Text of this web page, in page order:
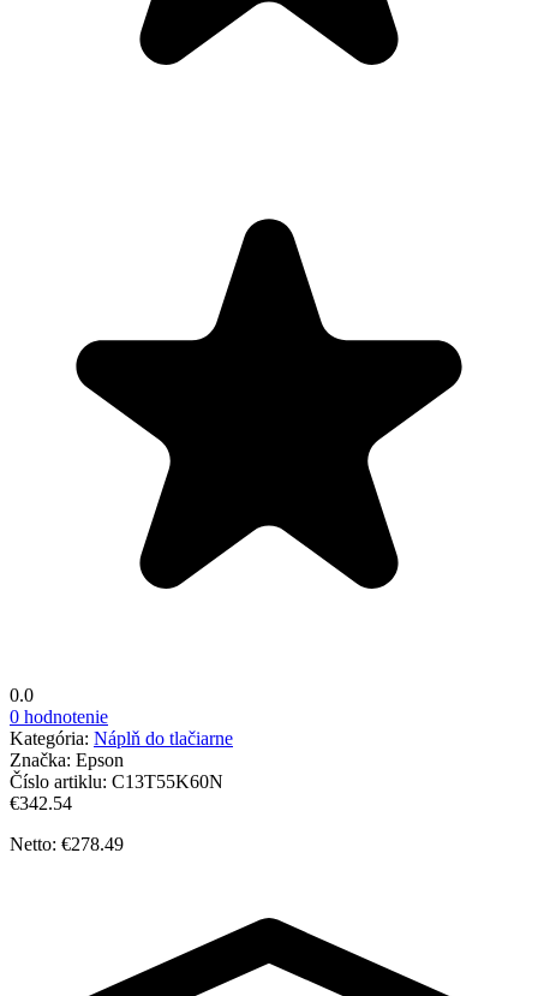
0.0
0 hodnotenie
Kategória: Náplň do tlačiarne
Značka: Epson
Číslo artiklu: C13T55K60N
€342.54
Netto: €278.49